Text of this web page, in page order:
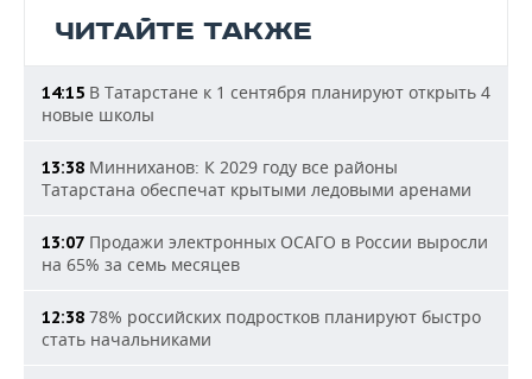
ЧИТАЙТЕ ТАКЖЕ
14:15 В Татарстане к 1 сентября планируют открыть 4
новые школы
13:38 Минниханов: К 2029 году все районы
Татарстана обеспечат крытыми ледовыми аренами
13:07 Продажи электронных ОСАГО в России выросли
на 65% за семь месяцев
12:38 78% российских подростков планируют быстро
стать начальниками